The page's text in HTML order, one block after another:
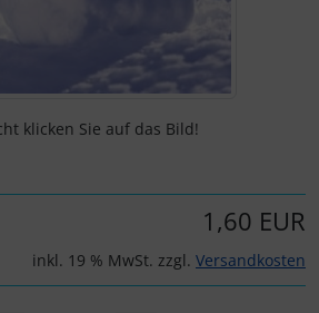
klicken Sie auf das Bild!
1,60 EUR
inkl. 19 % MwSt. zzgl. Versandkosten